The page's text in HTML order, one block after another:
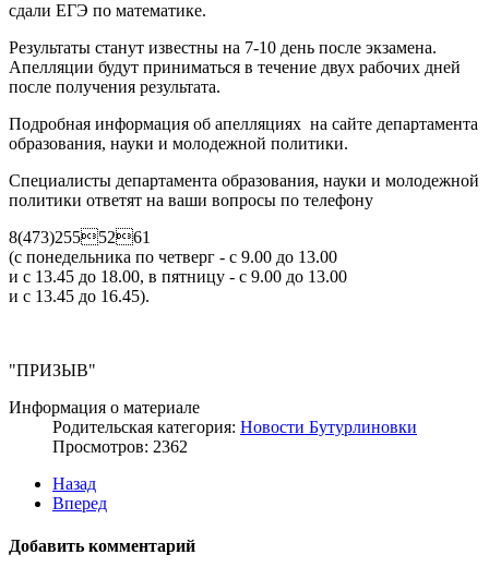
сдали ЕГЭ по математике.
Результаты станут известны на 7-10 день после экзамена.
Апелляции будут приниматься в течение двух рабочих дней
после получения результата.
Подробная информация об апелляциях на сайте департамента
образования, науки и молодежной политики.
Специалисты департамента образования, науки и молодежной
политики ответят на ваши вопросы по телефону
8(473)2555261
(с понедельника по четверг - с 9.00 до 13.00
и с 13.45 до 18.00, в пятницу - с 9.00 до 13.00
и с 13.45 до 16.45).
"ПРИЗЫВ"
Информация о материале
Родительская категория: Новости Бутурлиновки
Просмотров: 2362
Назад
Вперед
Добавить комментарий